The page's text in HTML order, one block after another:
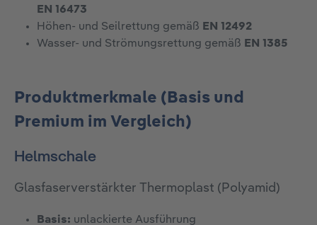
EN 16473
Höhen- und Seilrettung gemäß EN 12492
Wasser- und Strömungsrettung gemäß EN 1385
Produktmerkmale (Basis und
Premium im Vergleich)
Helmschale
Glasfaserverstärkter Thermoplast (Polyamid)
Basis: unlackierte Ausführung